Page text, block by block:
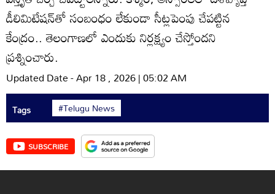
డీలిమిటేషన్‌తో సంబంధం లేకుండా సీట్లపెంపు చేపట్టిన
కేంద్రం.. తెలంగాణలో ఎందుకు నిర్లక్ష్యం చేస్తోందని
ప్రశ్నించారు.
Updated Date - Apr 18 , 2026 | 05:02 AM
Tags #Telugu News
SUBSCRIBE